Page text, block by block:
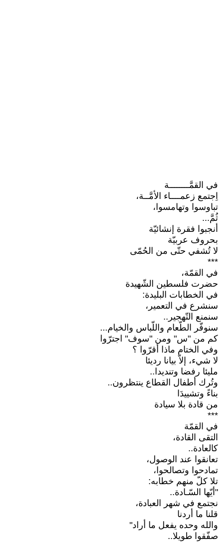
في القمَّــــــــة
اِجتمع زعمــــاء الأمَّــة،
تباوسوا وتهامسوا،
ثُمَّ‎...‎
أنجبوا فقرة إنشائيّة
بحروف عربيّة
لا تُشفي حتّى من الحُمّى
‏***‏
في القمّة،
حضرت فلسطين الشّهيدة
في الخطابات البليدة:‏
سنشرع في التعمير،
سنمنع التّهجير..‏
سنوفّر الطّعام واللّباس والخيام...‏
كم من "س" ومن "سوف" اجترّوا
وفي الختام ماذا أقرّوا ؟
لا شيء، إلاّ بيانا رديئا
مليئا رفضا وتنديدا..‏
وتُرك أطفال القطاع ينتظرون..‏
بناءً وتشييدَا
من قادة بلا سيادة
‏***‏
في القمّة ‏
التقى القادة،
كالعادة..‏
تعانقوا عند الوصول،
تمادحوا وتصالحوا،
تلا كلّ منهم خطابه:‏
‏"أيّها السّـادة..‏
نجتمع في شهر العبادة،
قلنا ما أردنا
والله وحده يفعل ما أراد"‏
صفّقوا طويلا..‏